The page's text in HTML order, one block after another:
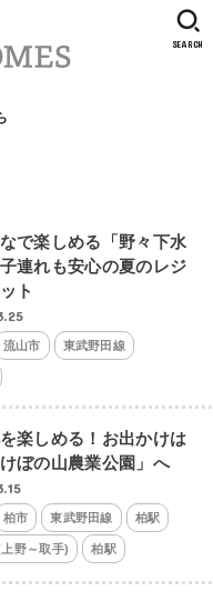
SEARCH
で楽しめる「野々下水
連れも安心の夏のレジ
ト
流山市 東武野田線
楽しめる！お出かけは
ぼの山農業公園」へ
柏市 東武野田線 柏駅
野～取手) 柏駅